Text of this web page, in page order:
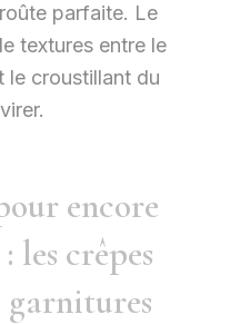
parfaite. Le
textures entre le
le croustillant du
encore
les crêpes
garnitures